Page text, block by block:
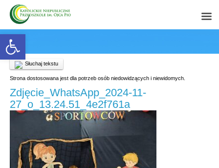
Open toolbar
Słuchaj tekstu
Strona dostosowana jest dla potrzeb osób niedowidzących i niewidomych.
Zdjęcie_WhatsApp_2024-11-
27_o_13.24.51_4e2f761a